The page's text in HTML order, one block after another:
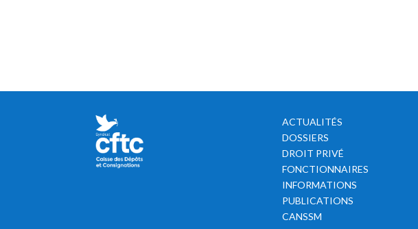
ACTUALITÉS
DOSSIERS
DROIT PRIVÉ
FONCTIONNAIRES
INFORMATIONS
PUBLICATIONS
CANSSM